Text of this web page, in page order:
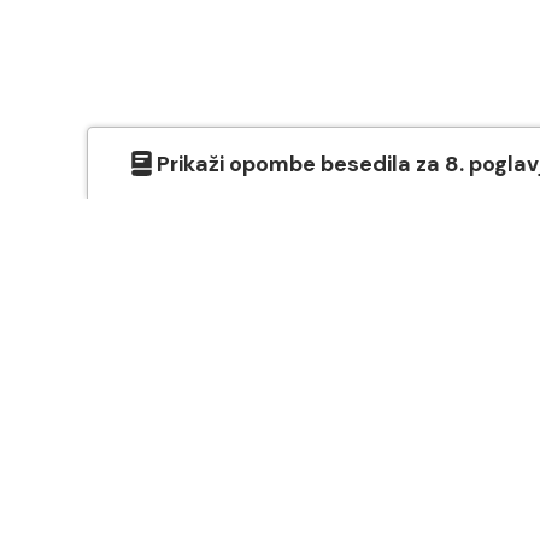
Prikaži opombe besedila za 8.